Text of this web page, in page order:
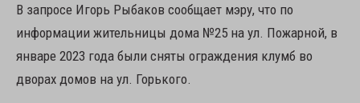
В запросе Игорь Рыбаков сообщает мэру, что по
информации жительницы дома №25 на ул. Пожарной, в
январе 2023 года были сняты ограждения клумб во
дворах домов на ул. Горького.